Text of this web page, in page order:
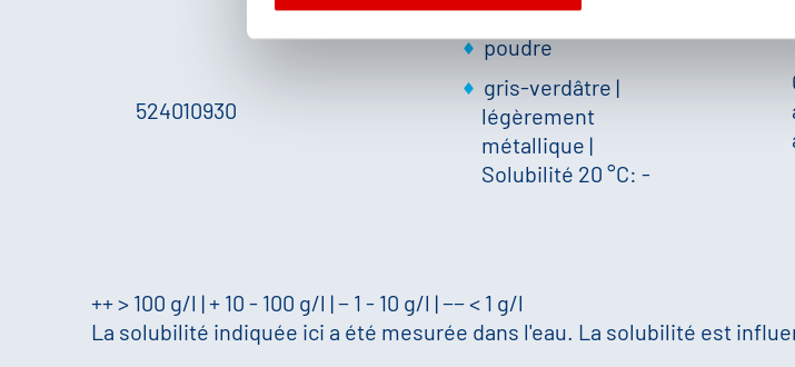
524010930
poudre
gris-verdâtre |
légèrement
métallique |
Solubilité 20 °C: -
++ > 100 g/l | + 10 - 100 g/l | − 1 - 10 g/l | −− < 1 g/l
La solubilité indiquée ici a été mesurée dans l'eau. La solubilité est